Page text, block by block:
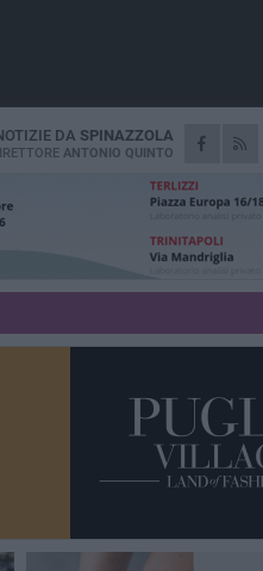
DA SPINAZZOLA
ANTONIO QUINTO